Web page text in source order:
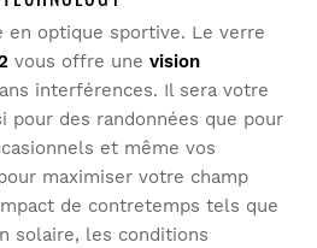
le confort de votre chez-vous.
de la date de livraison pour
retourner un produit de votre
compte utilisateur.
à nouveau
en optique sportive. Le verre
vous offre une vision
interférences. Il sera votre
pour des randonnées que pour
et même vos
maximiser votre champ
de contretemps tels que
solaire, les conditions